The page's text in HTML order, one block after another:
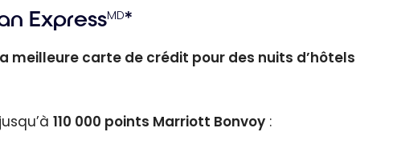
ExpressMD*
meilleure carte de crédit pour des nuits d’hôtels
110 000 points Marriott Bonvoy :